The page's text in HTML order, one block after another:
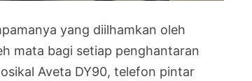
yang diilhamkan oleh
mata bagi setiap penghantaran
Aveta DY90, telefon pintar